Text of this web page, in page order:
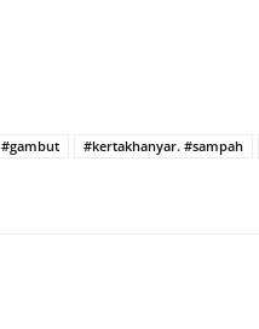
#gambut #kertakhanyar. #sampah